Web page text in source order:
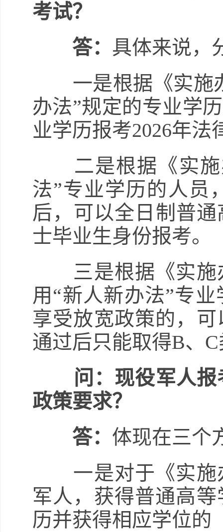
考试？
答： 具体来说，
一是根据《实施办
办法”规定的专业学
业学历报考2026年法
二是根据《实施
法”专业学历的人员
后，可以全日制普
士毕业生身份报考。
三是根据《实施
用“新人新办法”专
享受放宽政策的，
通过后只能取得B、
问：现役军人
政策要求？
答： 体现在三个
一是对于《实施
军人，获得普通高
历并获得相应学位的